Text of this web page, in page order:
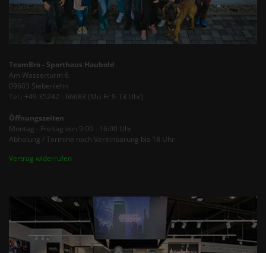
TeamBro - Sporthaus Haubold
Am Wasserturm 6
09603 Siebenlehn
Tel.: +49 35242 - 66683 (Mo-Fr 9-13 Uhr)
Öffnungszeiten
Montag - Freitag von 9:00 - 16:00 Uhr
Abholung / Termine nach Vereinbarung bis 18 Uhr
Vertrag widerrufen